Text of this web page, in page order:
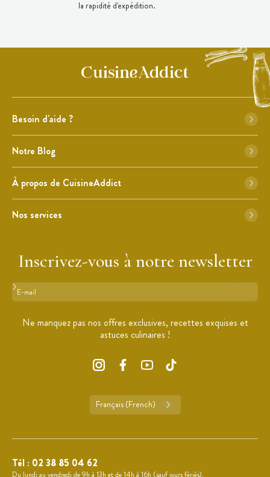
la rapidité d'expédition.
Besoin d'aide ?
Notre Blog
À propos de CuisineAddict
Nos services
Inscrivez-vous à notre newsletter
Format : adresse@email.com
Ne manquez pas nos offres exclusives, recettes exquises et
astuces culinaires !
Français (French)
Tél : 02 38 85 04 62